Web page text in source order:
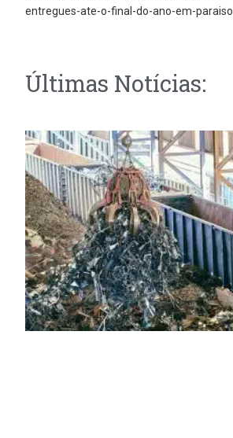
entregues-ate-o-final-do-ano-em-paraiso
Últimas Notícias: